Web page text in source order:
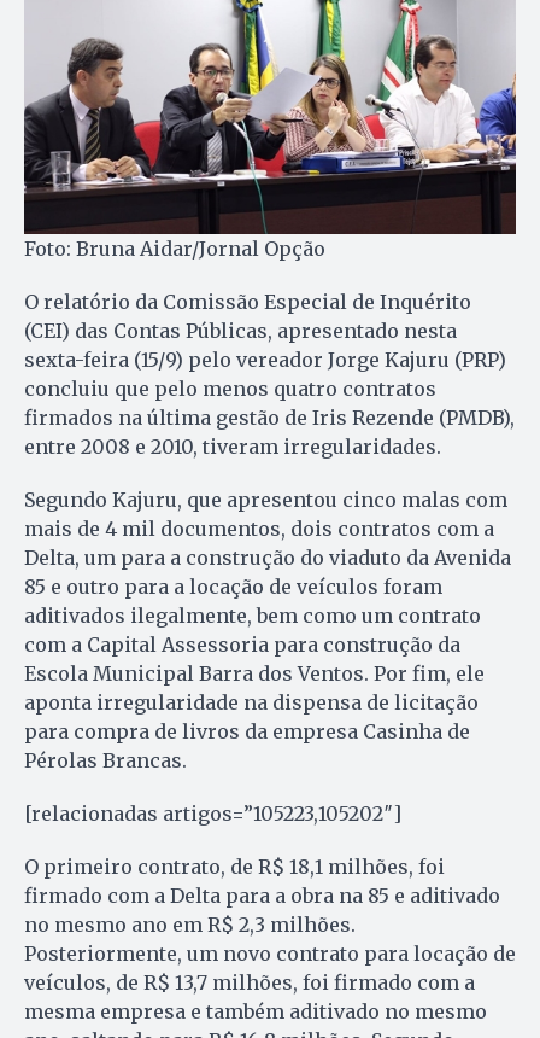
Foto: Bruna Aidar/Jornal Opção
O relatório da Comissão Especial de Inquérito
(CEI) das Contas Públicas, apresentado nesta
sexta-feira (15/9) pelo vereador Jorge Kajuru (PRP)
concluiu que pelo menos quatro contratos
firmados na última gestão de Iris Rezende (PMDB),
entre 2008 e 2010, tiveram irregularidades.
Segundo Kajuru, que apresentou cinco malas com
mais de 4 mil documentos, dois contratos com a
Delta, um para a construção do viaduto da Avenida
85 e outro para a locação de veículos foram
aditivados ilegalmente, bem como um contrato
com a Capital Assessoria para construção da
Escola Municipal Barra dos Ventos. Por fim, ele
aponta irregularidade na dispensa de licitação
para compra de livros da empresa Casinha de
Pérolas Brancas.
[relacionadas artigos=”105223,105202″]
O primeiro contrato, de R$ 18,1 milhões, foi
firmado com a Delta para a obra na 85 e aditivado
no mesmo ano em R$ 2,3 milhões.
Posteriormente, um novo contrato para locação de
veículos, de R$ 13,7 milhões, foi firmado com a
mesma empresa e também aditivado no mesmo